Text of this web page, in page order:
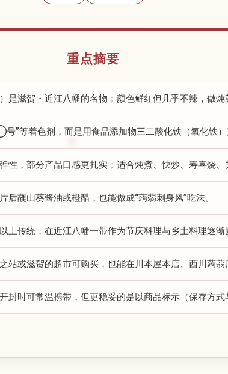
重点摘要
是滋贺・近江八幡的名物；颜色鲜红但几乎不辣，做
”等着色剂，而是用食品添加物三二酸化铁（氧化铁
性，部分产品口感更扎实；适合炖煮、快炒、寿喜烧
后蘸山葵酱油或橙醋，也能做成“蒟蒻刺身风”吃法。
上传统，在近江八幡一带作为节庆料理与乡土料理逐渐
站或滋贺的超市可购买，也能在川本屋本店、西川蒟
封时可常温携带，但更稳妥的是以商品标示（保存方